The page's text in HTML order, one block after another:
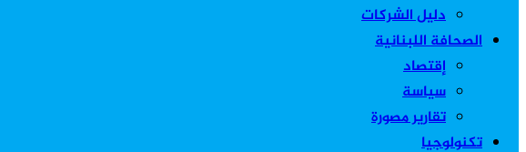
دليل الشركات
الصحافة اللبنانية
إقتصاد
سياسة
تقارير مصورة
تكنولوجيا